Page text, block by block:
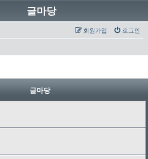
글마당
로그인
회원가입
글마당